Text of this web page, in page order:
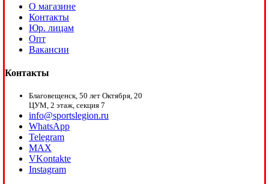
О магазине
Контакты
Юр. лицам
Опт
Вакансии
Контакты
Благовещенск, 50 лет Октября, 20
ЦУМ, 2 этаж, секция 7
info@sportslegion.ru
WhatsApp
Telegram
MAX
VKontakte
Instagram